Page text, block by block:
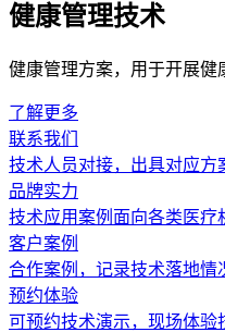
健康管理技术
健康管理方案，用于开展健
了解更多
联系我们
技术人员对接，出具对应方
品牌实力
技术应用案例面向各类医疗
客户案例
合作案例，记录技术落地情
预约体验
可预约技术演示，现场体验